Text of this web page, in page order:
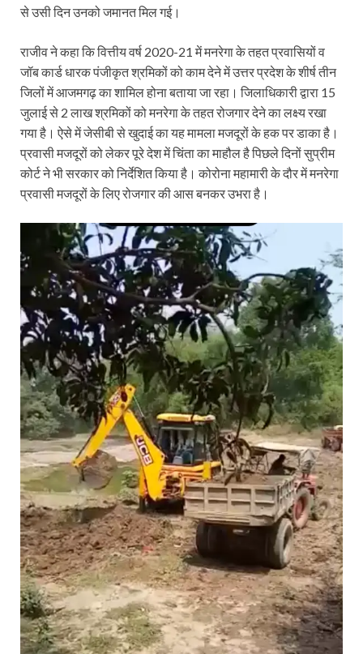
से उसी दिन उनको जमानत मिल गई।
राजीव ने कहा कि वित्तीय वर्ष 2020-21 में मनरेगा के तहत प्रवासियों व
जॉब कार्ड धारक पंजीकृत श्रमिकों को काम देने में उत्तर प्रदेश के शीर्ष तीन
जिलों में आजमगढ़ का शामिल होना बताया जा रहा। जिलाधिकारी द्वारा 15
जुलाई से 2 लाख श्रमिकों को मनरेगा के तहत रोजगार देने का लक्ष्य रखा
गया है। ऐसे में जेसीबी से खुदाई का यह मामला मजदूरों के हक पर डाका है।
प्रवासी मजदूरों को लेकर पूरे देश में चिंता का माहौल है पिछले दिनों सुप्रीम
कोर्ट ने भी सरकार को निर्देशित किया है। कोरोना महामारी के दौर में मनरेगा
प्रवासी मजदूरों के लिए रोजगार की आस बनकर उभरा है।